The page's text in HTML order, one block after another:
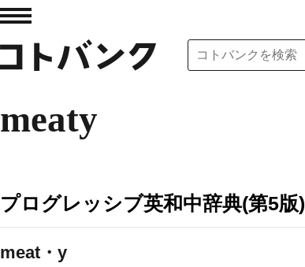
meaty
プログレッシブ英和中辞典(第5版)
meat・y